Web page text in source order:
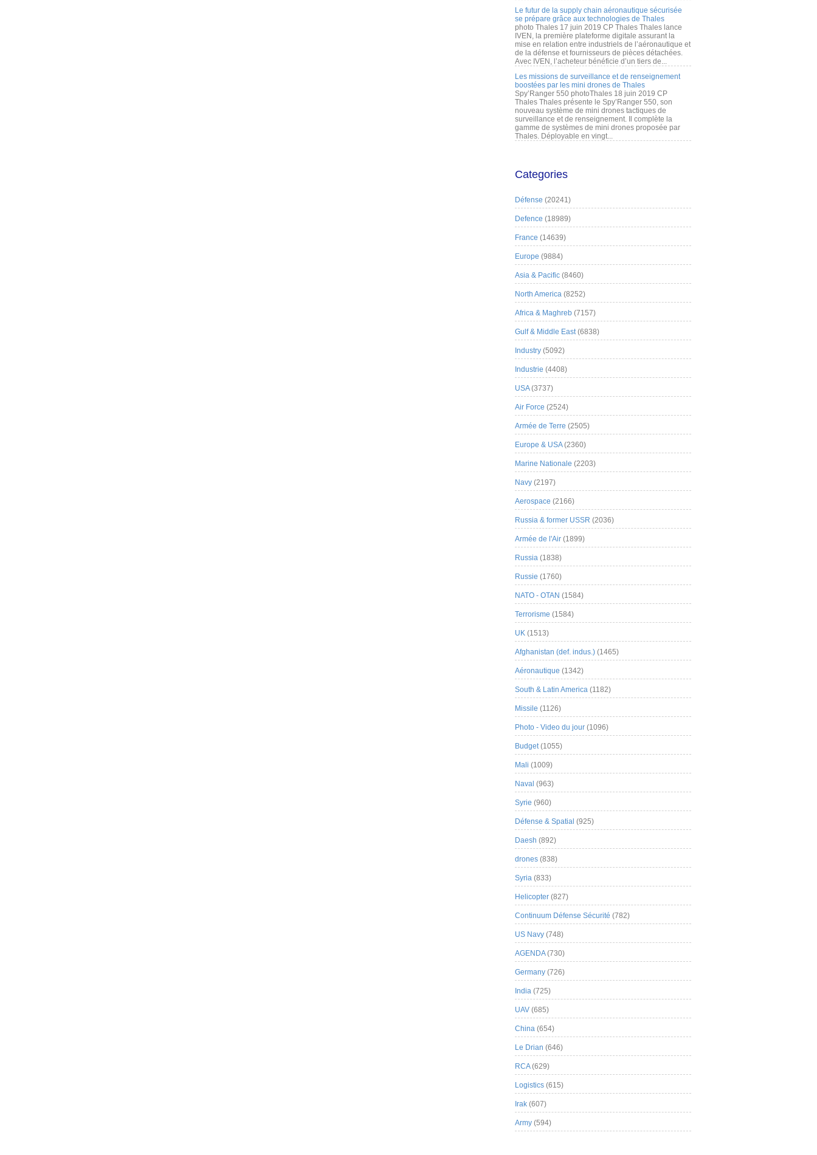
Le futur de la supply chain aéronautique sécurisée
se prépare grâce aux technologies de Thales
photo Thales 17 juin 2019 CP Thales Thales lance
IVEN, la première plateforme digitale assurant la
mise en relation entre industriels de l’aéronautique et
de la défense et fournisseurs de pièces détachées.
Avec IVEN, l’acheteur bénéficie d’un tiers de...
Les missions de surveillance et de renseignement
boostées par les mini drones de Thales
Spy’Ranger 550 photoThales 18 juin 2019 CP
Thales Thales présente le Spy’Ranger 550, son
nouveau système de mini drones tactiques de
surveillance et de renseignement. Il complète la
gamme de systèmes de mini drones proposée par
Thales. Déployable en vingt...
Categories
Défense (20241)
Defence (18989)
France (14639)
Europe (9884)
Asia & Pacific (8460)
North America (8252)
Africa & Maghreb (7157)
Gulf & Middle East(6838)
Industry (5092)
Industrie (4408)
USA(3737)
Air Force (2524)
Armée de Terre (2505)
Europe & USA(2360)
Marine Nationale (2203)
Navy (2197)
Aerospace (2166)
Russia & former USSR (2036)
Armée de l'Air (1899)
Russia (1838)
Russie (1760)
NATO - OTAN (1584)
Terrorisme (1584)
UK (1513)
Afghanistan (def. indus.) (1465)
Aéronautique (1342)
South & Latin America (1182)
Missile (1126)
Photo - Video du jour (1096)
Budget(1055)
Mali (1009)
Naval (963)
Syrie (960)
Défense & Spatial (925)
Daesh (892)
drones (838)
Syria (833)
Helicopter (827)
Continuum Défense Sécurité (782)
US Navy (748)
AGENDA(730)
Germany (726)
India (725)
UAV (685)
China (654)
Le Drian (646)
RCA(629)
Logistics (615)
Irak (607)
Army (594)